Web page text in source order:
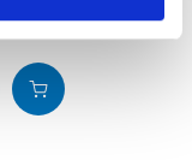
61varuhus